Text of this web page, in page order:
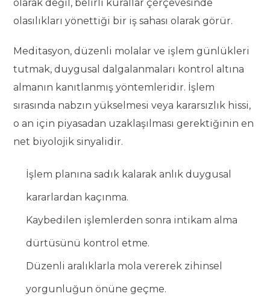
olarak değil, belirli kurallar çerçevesinde
olasılıkları yönettiği bir iş sahası olarak görür.
Meditasyon, düzenli molalar ve işlem günlükleri
tutmak, duygusal dalgalanmaları kontrol altına
almanın kanıtlanmış yöntemleridir. İşlem
sırasında nabzın yükselmesi veya kararsızlık hissi,
o an için piyasadan uzaklaşılması gerektiğinin en
net biyolojik sinyalidir.
İşlem planına sadık kalarak anlık duygusal
kararlardan kaçınma.
Kaybedilen işlemlerden sonra intikam alma
dürtüsünü kontrol etme.
Düzenli aralıklarla mola vererek zihinsel
yorgunluğun önüne geçme.